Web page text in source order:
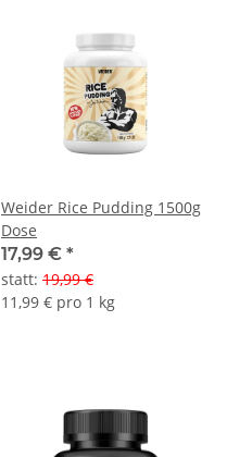
Weider Rice Pudding 1500g
Dose
17,99 € *
statt: 19,99 €
11,99 € pro 1 kg